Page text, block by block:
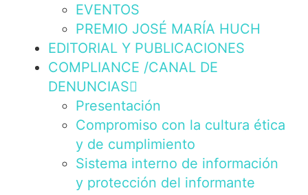
EVENTOS
PREMIO JOSÉ MARÍA HUCH
EDITORIAL Y PUBLICACIONES
COMPLIANCE /CANAL DE
DENUNCIAS
Presentación
Compromiso con la cultura ética
y de cumplimiento
Sistema interno de información
y protección del informante